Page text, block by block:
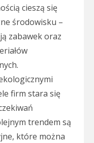
cieszą się
środowisku –
zabawek oraz
firm stara się
trendem są
które można